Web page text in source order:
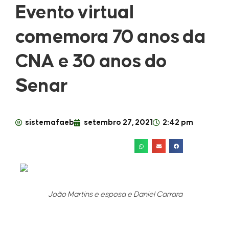
Evento virtual
comemora 70 anos da
CNA e 30 anos do
Senar
sistemafaeb setembro 27, 2021 2:42 pm
João Martins e esposa e Daniel Carrara